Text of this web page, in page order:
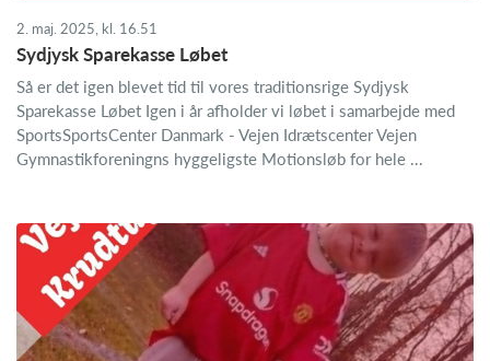
2. maj. 2025, kl. 16.51
Sydjysk Sparekasse Løbet
Så er det igen blevet tid til vores traditionsrige Sydjysk
Sparekasse Løbet Igen i år afholder vi løbet i samarbejde med
SportsSportsCenter Danmark - Vejen Idrætscenter Vejen
Gymnastikforeningns hyggeligste Motionsløb for hele ...